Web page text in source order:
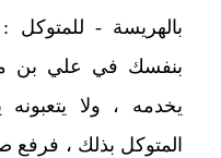
بالهريسة -
بنفسك في علي بن
يخدمه ، ولا
المتوكل بذلك ،